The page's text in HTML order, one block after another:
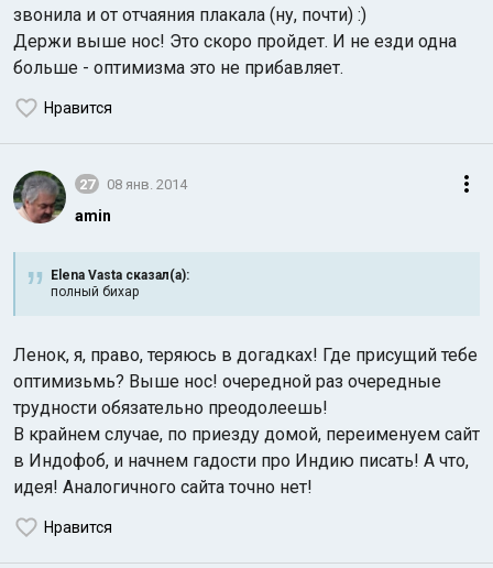
звонила и от отчаяния плакала (ну, почти) :)
Держи выше нос! Это скоро пройдет. И не езди одна
больше - оптимизма это не прибавляет.
Нравится
27 08 янв. 2014
amin
Elena Vasta сказал(а):
полный бихар
Ленок, я, право, теряюсь в догадках! Где присущий тебе
оптимизьмь? Выше нос! очередной раз очередные
трудности обязательно преодолеешь!
В крайнем случае, по приезду домой, переименуем сайт
в Индофоб, и начнем гадости про Индию писать! А что,
идея! Аналогичного сайта точно нет!
Нравится